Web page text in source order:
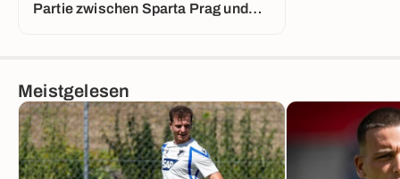
Partie zwischen Sparta Prag und
Meistgelesen